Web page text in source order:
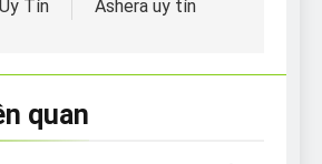
Tín
Ashera uy tín
quan